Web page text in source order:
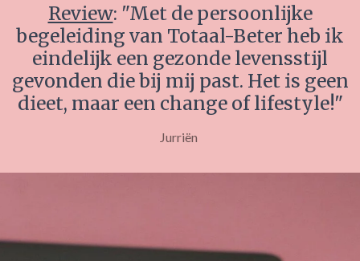
Review: "Met de persoonlijke
begeleiding van Totaal-Beter heb ik
eindelijk een gezonde levensstijl
gevonden die bij mij past. Het is geen
dieet, maar een change of lifestyle!"
Jurriën